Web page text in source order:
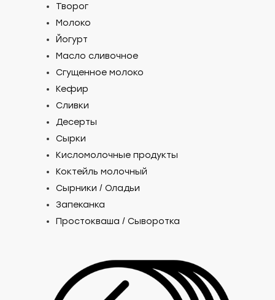
Творог
Молоко
Йогурт
Масло сливочное
Сгущенное молоко
Кефир
Сливки
Десерты
Сырки
Кисломолочные продукты
Коктейль молочный
Сырники / Оладьи
Запеканка
Простокваша / Сыворотка